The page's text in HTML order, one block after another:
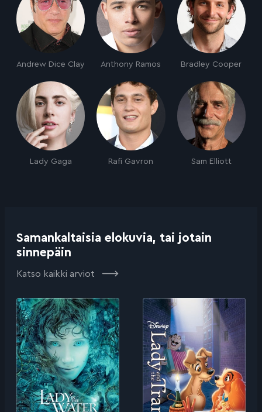
Andrew Dice Clay Anthony Ramos Bradley Cooper
Lady Gaga Rafi Gavron Sam Elliott
Samankaltaisia elokuvia, tai jotain
sinnepäin
Katso kaikki arviot